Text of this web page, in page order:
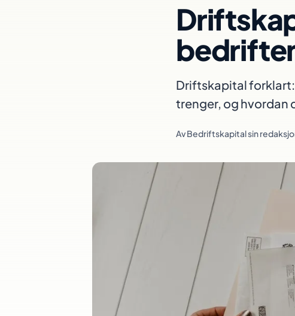
Driftskapital forklart:
trenger, og hvordan
AvBedriftskapital sin